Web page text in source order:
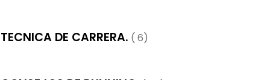
TECNICA DE CARRERA. ( 6)